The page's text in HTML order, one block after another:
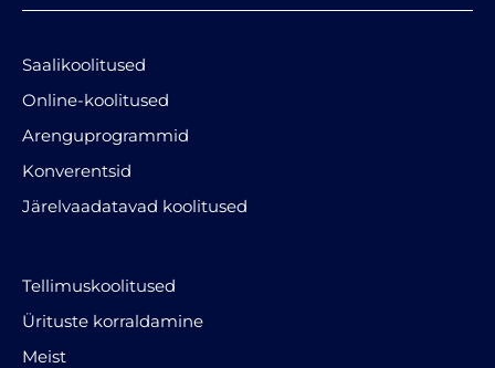
Saalikoolitused
Online-koolitused
Arenguprogrammid
Konverentsid
Järelvaadatavad koolitused
Tellimuskoolitused
Ürituste korraldamine
Meist